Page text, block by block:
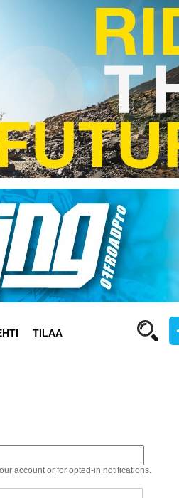
TILAA
account or for opted-in notifications.